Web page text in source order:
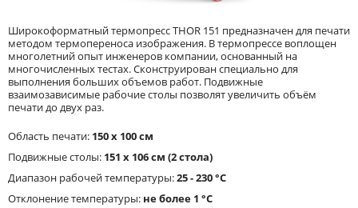
Широкоформатный термопресс THOR 151 предназначен для печати
методом термопереноса изображения. В термопрессе воплощен
многолетний опыт инженеров компании, основанный на
многочисленных тестах. Сконструирован специально для
выполнения больших объемов работ. Подвижные
взаимозависимые рабочие столы позволят увеличить объём
печати до двух раз.
Область печати: 150 х 100 см
Подвижные столы: 151 х 106 см (2 стола)
Диапазон рабочей температуры:25 - 230 °С
Отклонение температуры: не более 1 °С